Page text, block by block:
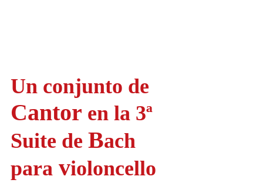
Un conjunto de
Cantor en la 3ª
Suite de Bach
para violoncello